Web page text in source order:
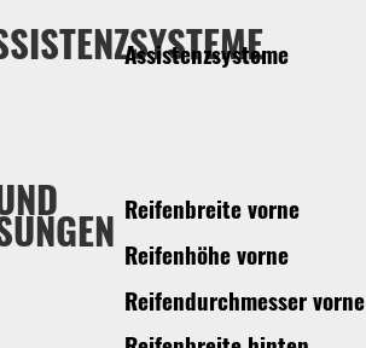
Assistenzsysteme
Reifenbreite vorne
Reifenhöhe vorne
Reifendurchmesser vorne